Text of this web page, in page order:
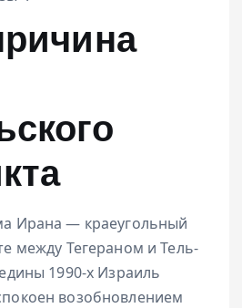
Ирана — краеугольный
между Тегераном и Тель-
1990-х Израиль
возобновлением